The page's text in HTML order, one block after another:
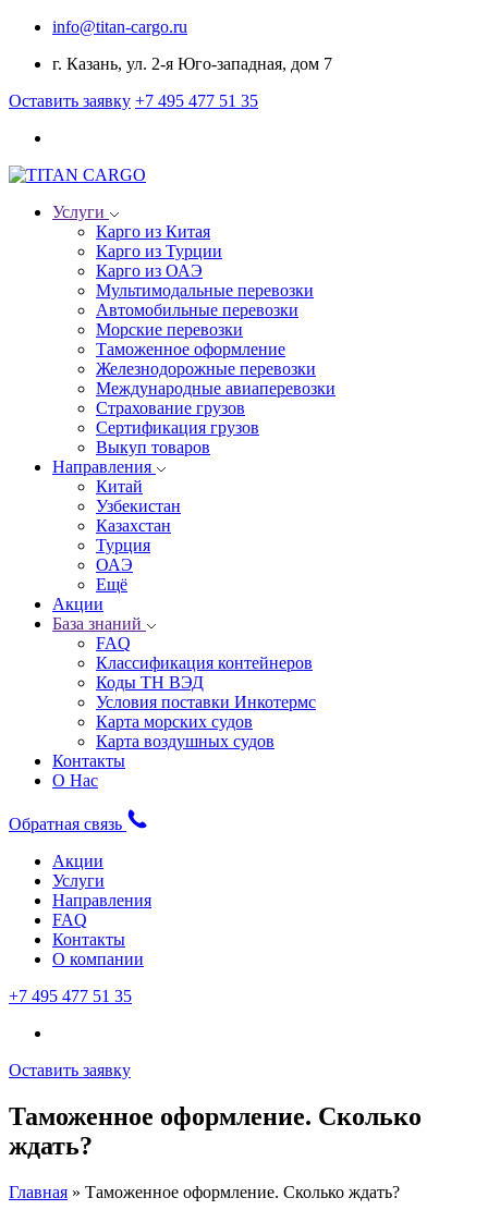
info@titan-cargo.ru
г. Казань, ул. 2-я Юго-западная, дом 7
Оставить заявку +7 495 477 51 35
Услуги
Карго из Китая
Карго из Турции
Карго из ОАЭ
Мультимодальные перевозки
Автомобильные перевозки
Морские перевозки
Таможенное оформление
Железнодорожные перевозки
Международные авиаперевозки
Страхование грузов
Сертификация грузов
Выкуп товаров
Направления
Китай
Узбекистан
Казахстан
Турция
ОАЭ
Ещё
Акции
База знаний
FAQ
Классификация контейнеров
Коды ТН ВЭД
Условия поставки Инкотермс
Карта морских судов
Карта воздушных судов
Контакты
О Нас
Обратная связь
Акции
Услуги
Направления
FAQ
Контакты
О компании
+7 495 477 51 35
Оставить заявку
Таможенное оформление. Сколько
ждать?
Главная » Таможенное оформление. Сколько ждать?